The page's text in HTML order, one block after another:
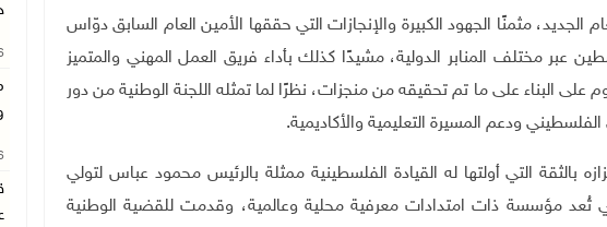
مثمنًا الجهود الكبيرة والإنجازات التي حققها الأمين العام السابق دوّاس
مختلف المنابر الدولية، مشيدًا كذلك بأداء فريق العمل المهني والمتميز
على البناء على ما تم تحقيقه من منجزات، نظرًا لما تمثله اللجنة الوطنية من دور
ودعم المسيرة التعليمية والأكاديمية.
بالثقة التي أولتها له القيادة الفلسطينية ممثلة بالرئيس محمود عباس لتولي
تُعد مؤسسة ذات امتدادات معرفية محلية وعالمية، وقدمت للقضية الوطنية